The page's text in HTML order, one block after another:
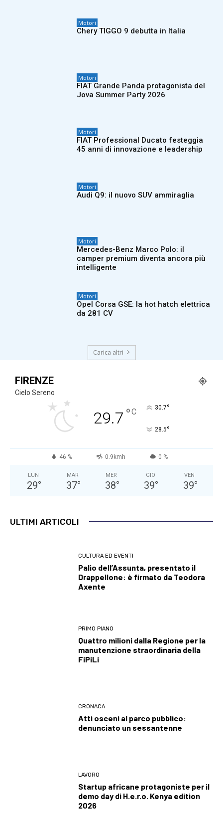
Motori
Chery TIGGO 9 debutta in Italia
Motori
FIAT Grande Panda protagonista del
Jova Summer Party 2026
Motori
FIAT Professional Ducato festeggia
45 anni di innovazione e leadership
Motori
Audi Q9: il nuovo SUV ammiraglia
Motori
Mercedes-Benz Marco Polo: il
camper premium diventa ancora più
intelligente
Motori
Opel Corsa GSE: la hot hatch elettrica
da 281 CV
Carica altri
FIRENZE
Cielo Sereno
29.7 °C 30.7°
28.5°
46 % 0.9kmh 0 %
LUN
29°
MAR
37°
MER
38°
GIO
39°
VEN
39°
ULTIMI ARTICOLI
CULTURA ED EVENTI
Palio dell’Assunta, presentato il
Drappellone: è firmato da Teodora
Axente
PRIMO PIANO
Quattro milioni dalla Regione per la
manutenzione straordinaria della
FiPiLi
CRONACA
Atti osceni al parco pubblico:
denunciato un sessantenne
LAVORO
Startup africane protagoniste per il
demo day di H.e.r.o. Kenya edition
2026